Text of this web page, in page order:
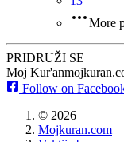
More
PRIDRUŽI SE
Moj Kur'an
Follow on
© 2026
Mojkuran.com